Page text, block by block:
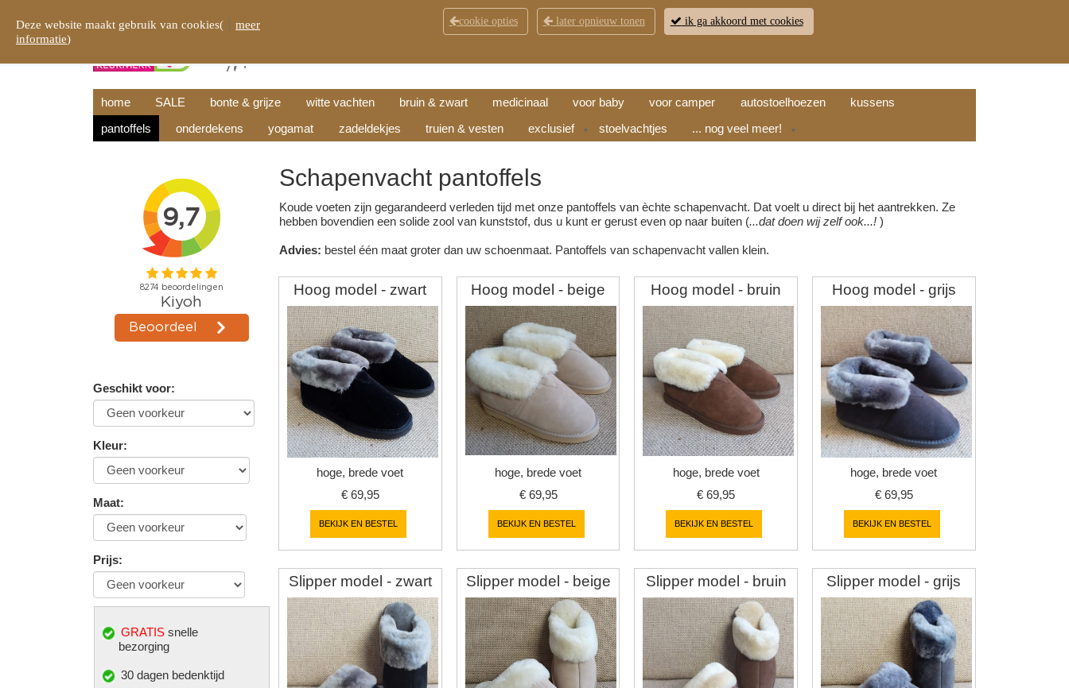
KLANTENSERVICE CONTACT OPENINGSTIJDEN RETOUR WINKELWAGEN (
home SALE bonte & grijze witte vachten bruin & zwart medicinaal voor baby voor camper autostoelhoezen
kussens
pantoffels
onderdekens yogamat zadeldekjes truien & vesten exclusief ▼ stoelvachtjes ... nog veel meer! ▼
Geschikt voor:
Kleur:
Maat:
Prijs:
GRATIS snelle
bezorging
30 dagen bedenktijd
Schapenvacht pantoffels
Koude voeten zijn gegarandeerd verleden tijd met onze pantoffels van èchte schapenvacht. Dat voelt u direct bij het aantrekken. Ze
hebben bovendien een solide zool van kunststof, dus u kunt er gerust even op naar buiten (...dat doen wij zelf ook...!)
Advies: bestel één maat groter dan uw schoenmaat. Pantoffels van schapenvacht vallen klein.
Hoog model - zwart
hoge, brede voet
€ 69,95
BEKIJK EN BESTEL
Hoog model - beige
hoge, brede voet
€ 69,95
BEKIJK EN BESTEL
Hoog model - bruin
hoge, brede voet
€69,95
BEKIJK EN BESTEL
Hoog model - grijs
hoge, brede voet
€ 69,95
BEKIJK EN BESTEL
Slipper model - zwart Slipper model - beige Slipper model - bruin Slipper model - grijs
Deze website maakt gebruik van cookies(
meer
informatie)
cookie opties later opnieuw tonen ik ga akkoord met cookies